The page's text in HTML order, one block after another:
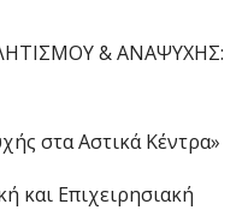
& ΑΝΑΨΥΧΗΣ:
στα Αστικά Κέντρα»
και Επιχειρησιακή